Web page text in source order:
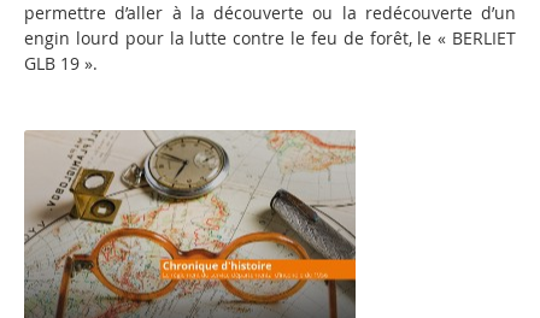
permettre d’aller à la découverte ou la redécouverte d’un
engin lourd pour la lutte contre le feu de forêt, le « BERLIET
GLB 19 ».